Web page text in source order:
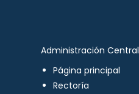
Administración Central
Página principal
Rectoría